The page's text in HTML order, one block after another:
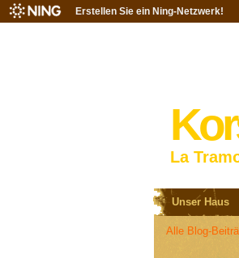
Erstellen Sie ein Ning-Netzwerk!
La
Unser Haus
Alle Blog-